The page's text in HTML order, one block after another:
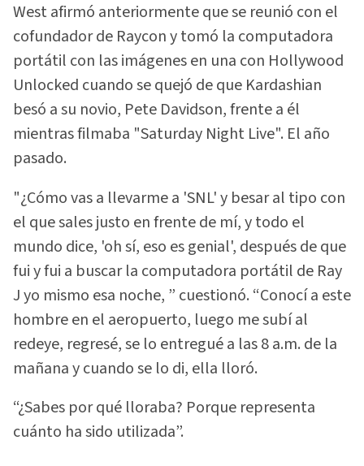
West afirmó anteriormente que se reunió con el
cofundador de Raycon y tomó la computadora
portátil con las imágenes en una con Hollywood
Unlocked cuando se quejó de que Kardashian
besó a su novio, Pete Davidson, frente a él
mientras filmaba "Saturday Night Live". El año
pasado.
"¿Cómo vas a llevarme a 'SNL' y besar al tipo con
el que sales justo en frente de mí, y todo el
mundo dice, 'oh sí, eso es genial', después de que
fui y fui a buscar la computadora portátil de Ray
J yo mismo esa noche, ” cuestionó. “Conocí a este
hombre en el aeropuerto, luego me subí al
redeye, regresé, se lo entregué a las 8 a.m. de la
mañana y cuando se lo di, ella lloró.
“¿Sabes por qué lloraba? Porque representa
cuánto ha sido utilizada”.